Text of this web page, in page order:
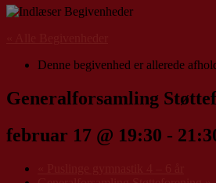
Denne begivenhed er allerede
Generalforsamling
februar 17 @ 19:30 -